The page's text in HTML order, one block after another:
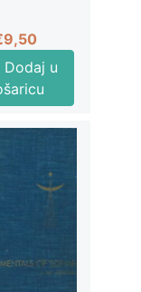
9,50
Dodaj u